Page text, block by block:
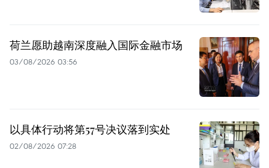
荷兰愿助越南深度融入国际金融市场
03/08/2026 03:56
以具体行动将第57号决议落到实处
02/08/2026 07:28